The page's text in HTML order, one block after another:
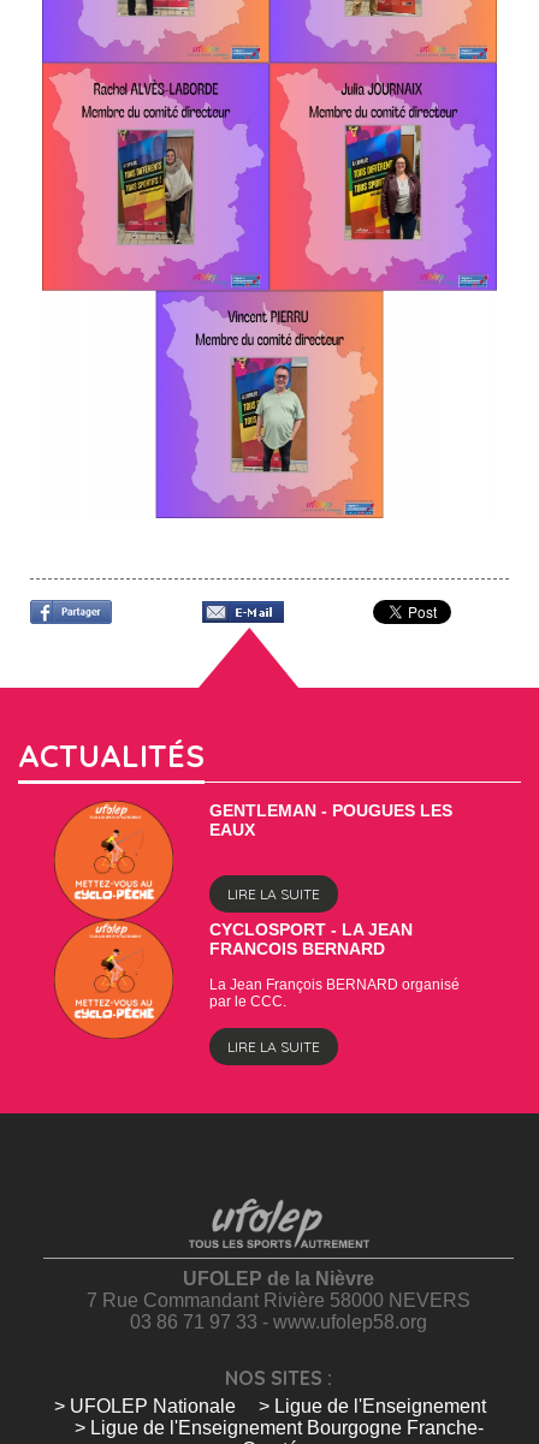
ACTUALITÉS
GENTLEMAN - POUGUES LES
EAUX
LIRE LA SUITE
CYCLOSPORT - LA JEAN
FRANCOIS BERNARD
La Jean François BERNARD organisé
par le CCC.
LIRE LA SUITE
UFOLEP de la Nièvre
7 Rue Commandant Rivière 58000 NEVERS
03 86 71 97 33 - www.ufolep58.org
NOS SITES :
> UFOLEP Nationale
> Ligue de l'Enseignement
> Ligue de l'Enseignement Bourgogne Franche-